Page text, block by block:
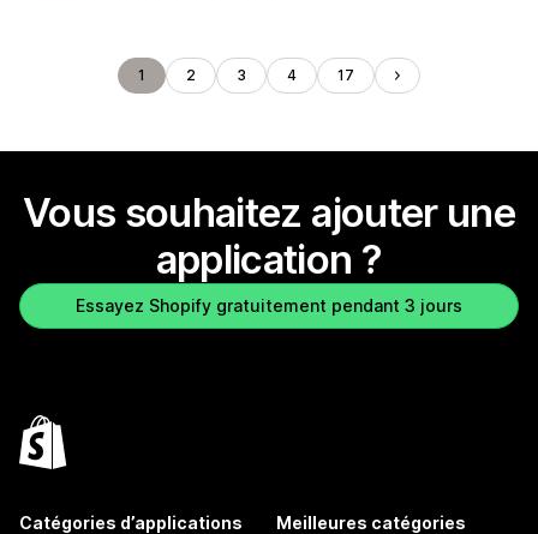
1 2 3 4 17
Vous souhaitez ajouter une
application ?
Essayez Shopify gratuitement pendant 3 jours
Catégories d’applications Meilleures catégories